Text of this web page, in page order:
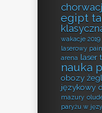
egipt
wakacje 2019
laserowy
arena laser
nauka
obozy
językowy
mazury
paryżu w